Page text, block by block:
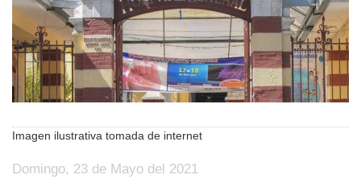
Imagen ilustrativa tomada de internet
Domingo, 23 de Mayo del 2021